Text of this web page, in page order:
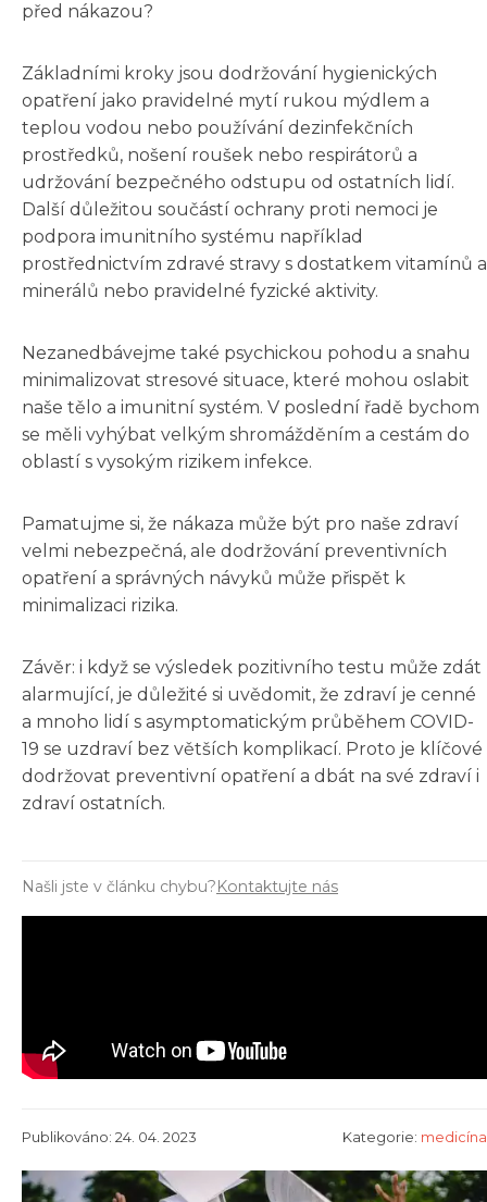
před nákazou?
Základními kroky jsou dodržování hygienických
opatření jako pravidelné mytí rukou mýdlem a
teplou vodou nebo používání dezinfekčních
prostředků, nošení roušek nebo respirátorů a
udržování bezpečného odstupu od ostatních lidí.
Další důležitou součástí ochrany proti nemoci je
podpora imunitního systému například
prostřednictvím zdravé stravy s dostatkem vitamínů a
minerálů nebo pravidelné fyzické aktivity.
Nezanedbávejme také psychickou pohodu a snahu
minimalizovat stresové situace, které mohou oslabit
naše tělo a imunitní systém. V poslední řadě bychom
se měli vyhýbat velkým shromážděním a cestám do
oblastí s vysokým rizikem infekce.
Pamatujme si, že nákaza může být pro naše zdraví
velmi nebezpečná, ale dodržování preventivních
opatření a správných návyků může přispět k
minimalizaci rizika.
Závěr: i když se výsledek pozitivního testu může zdát
alarmující, je důležité si uvědomit, že zdraví je cenné
a mnoho lidí s asymptomatickým průběhem COVID-
19 se uzdraví bez větších komplikací. Proto je klíčové
dodržovat preventivní opatření a dbát na své zdraví i
zdraví ostatních.
Našli jste v článku chybu?Kontaktujte nás
Publikováno: 24. 04. 2023 Kategorie: medicína